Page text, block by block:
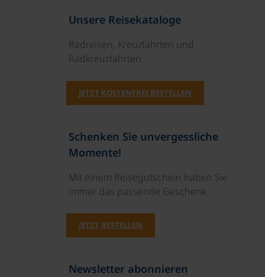
Unsere Reisekataloge
Radreisen, Kreuzfahrten und
Radkreuzfahrten
JETZT KOSTENFREI BESTELLEN
Schenken Sie unvergessliche
Momente!
Mit einem Reisegutschein haben Sie
immer das passende Geschenk.
JETZT BESTELLEN
Newsletter abonnieren